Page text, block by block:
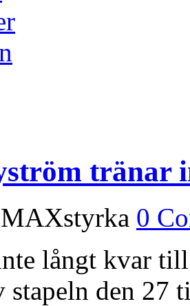
tränar
0
långt kvar
stapeln den 27